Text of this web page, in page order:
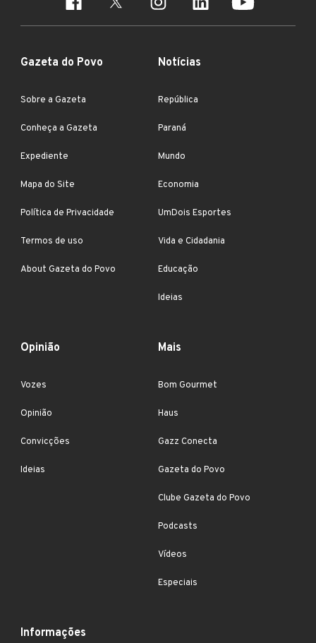
Gazeta do Povo
Sobre a Gazeta
Conheça a Gazeta
Expediente
Mapa do Site
Política de Privacidade
Termos de uso
About Gazeta do Povo
Notícias
República
Paraná
Mundo
Economia
UmDois Esportes
Vida e Cidadania
Educação
Ideias
Opinião
Vozes
Opinião
Convicções
Ideias
Mais
Bom Gourmet
Haus
Gazz Conecta
Gazeta do Povo
Clube Gazeta do Povo
Podcasts
Vídeos
Especiais
Informações